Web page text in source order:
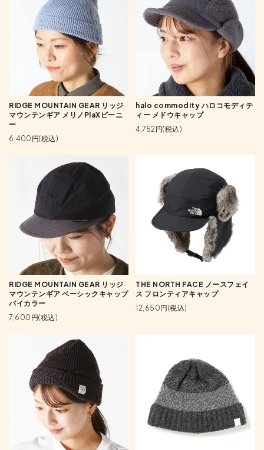
RIDGE MOUNTAIN GEAR リッジ
マウンテンギア メリノPlaXビーニ
ー
6,400円(税込)
halo commodity ハロコモディテ
ィー メドウキャップ
4,752円(税込)
RIDGE MOUNTAIN GEAR リッジ
マウンテンギア ベーシックキャップ
バイカラー
7,600円(税込)
THE NORTH FACE ノースフェイ
ス フロンティアキャップ
12,650円(税込)